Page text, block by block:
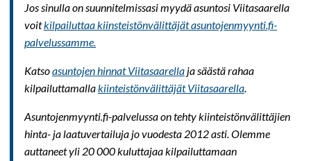
Jos sinulla on suunnitelmissasi myydä asuntosi Viitasaarella
voitkilpailuttaa kiinsteistönvälittäjät asuntojenmyynti.fi-
palvelussamme.
Katsoasuntojen hinnat Viitasaarella ja säästä rahaa
kilpailuttamallakiinteistönvälittäjät Viitasaarella.
Asuntojenmyynti.fi-palvelussa on tehty kiinteistönvälittäjien
hinta- ja laatuvertailuja jo vuodesta 2012 asti. Olemme
auttaneet yli 20 000 kuluttajaa kilpailuttamaan